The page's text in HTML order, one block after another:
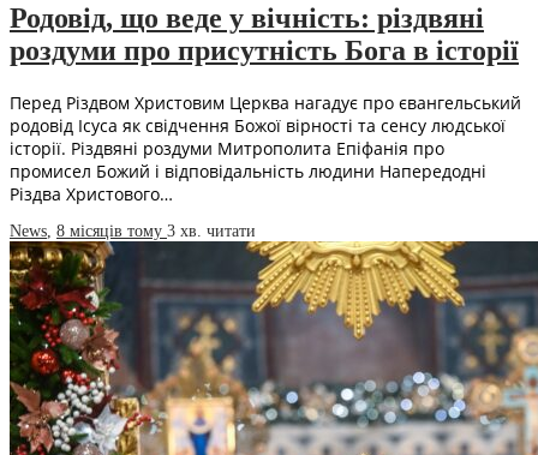
Родовід, що веде у вічність: різдвяні
роздуми про присутність Бога в історії
Перед Різдвом Христовим Церква нагадує про євангельський
родовід Ісуса як свідчення Божої вірності та сенсу людської
історії. Різдвяні роздуми Митрополита Епіфанія про
промисел Божий і відповідальність людини Напередодні
Різдва Христового…
News 8 місяців тому 3 хв. читати